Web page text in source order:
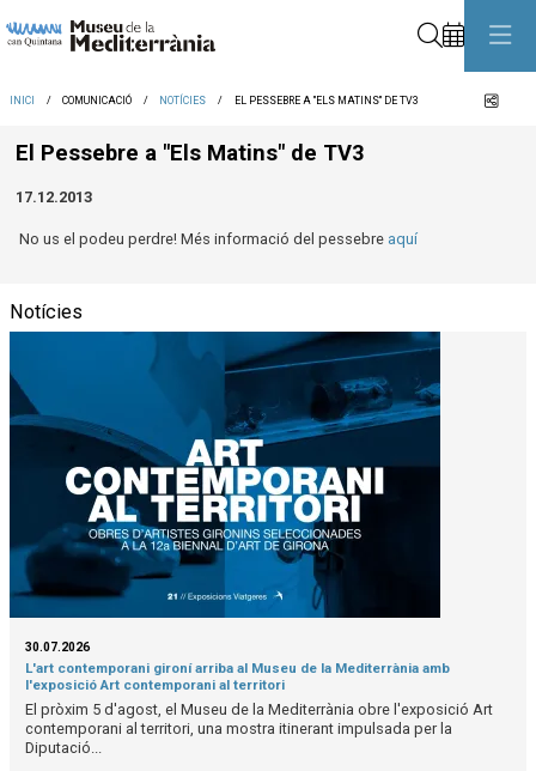
INICI COMUNICACIÓ NOTÍCIES EL PESSEBRE A "ELS MATINS" DE TV3
El Pessebre a "Els Matins" de TV3
17.12.2013
No us el podeu perdre! Més informació del pessebre aquí
Notícies
30.07.2026
L'art contemporani gironí arriba al Museu de la Mediterrània amb
l'exposició Art contemporani al territori
El pròxim 5 d'agost, el Museu de la Mediterrània obre l'exposició Art
contemporani al territori, una mostra itinerant impulsada per la
Diputació...